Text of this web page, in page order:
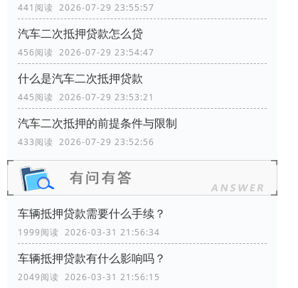
441阅读 2026-07-29 23:55:57
汽车二次抵押贷款怎么贷
456阅读 2026-07-29 23:54:47
什么是汽车二次抵押贷款
445阅读 2026-07-29 23:53:21
汽车二次抵押的前提条件与限制
433阅读 2026-07-29 23:52:56
车辆抵押贷款需要什么手续？
1999阅读 2026-03-31 21:56:34
车辆抵押贷款有什么影响吗？
2049阅读 2026-03-31 21:56:15